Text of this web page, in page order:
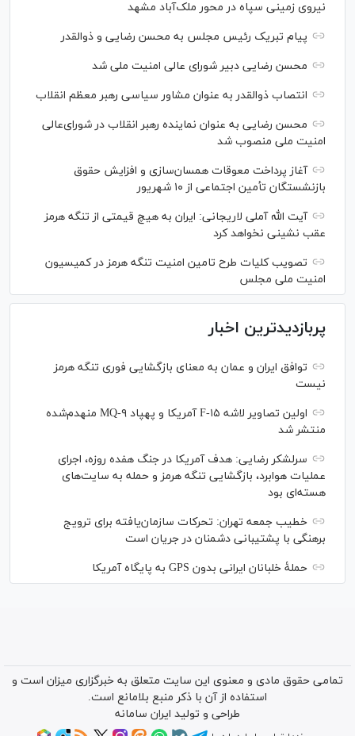
نیروی زمینی سپاه در محور ملک‌آباد مشهد
پیام تبریک رئیس مجلس به محسن رضایی و ذوالقدر
محسن رضایی دبیر شورای عالی امنیت ملی شد
انتصاب ذوالقدر به عنوان مشاور سیاسی رهبر معظم انقلاب
محسن رضایی به عنوان نماینده رهبر انقلاب در شورای‌عالی
امنیت ملی منصوب شد
آغاز پرداخت معوقات همسان‌سازی و افزایش حقوق
بازنشستگان تأمین اجتماعی از ۱۰ شهریور
آیت الله آملی لاریجانی: ایران به هیچ قیمتی از تنگه هرمز
عقب نشینی نخواهد کرد
تصویب کلیات طرح تامین امنیت تنگه هرمز در کمیسیون
امنیت ملی مجلس
پربازدیدترین اخبار
توافق ایران و عمان به معنای بازگشایی فوری تنگه هرمز
نیست
اولین تصاویر لاشه F-۱۵ آمریکا و پهپاد MQ-۹ منهدم‌شده
منتشر شد
سرلشکر رضایی: هدف آمریکا در جنگ هفده روزه، اجرای
عملیات هوابرد، بازگشایی تنگه هرمز و حمله به سایت‌های
هسته‌ای بود
خطیب جمعه تهران: تحرکات سازمان‌یافته برای ترویج
برهنگی با پشتیبانی دشمنان در جریان است
حملۀ خلبانان ایرانی بدون GPS به پایگاه آمریکا
تمامی حقوق مادی و معنوی این سایت متعلق به خبرگزاری میزان است و
استفاده از آن با ذکر منبع بلامانع است.
طراحی و تولید ایران سامانه